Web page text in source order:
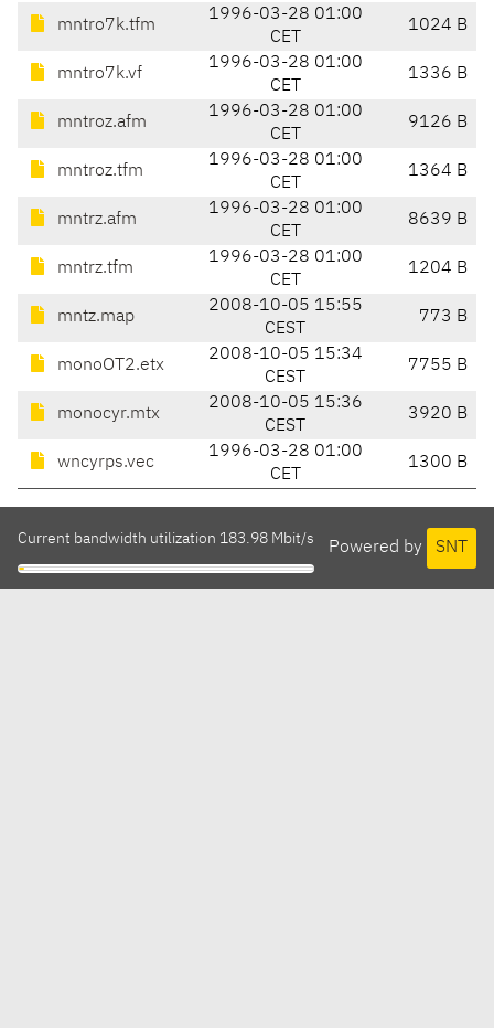
mntro7k.tfm
1996-03-28 01:00
CET
1024 B
mntro7k.vf
1996-03-28 01:00
CET
1336 B
mntroz.afm
1996-03-28 01:00
CET
9126 B
mntroz.tfm
1996-03-28 01:00
CET
1364 B
mntrz.afm
1996-03-28 01:00
CET
8639 B
mntrz.tfm
1996-03-28 01:00
CET
1204 B
mntz.map
2008-10-05 15:55
CEST
773 B
monoOT2.etx
2008-10-05 15:34
CEST
7755 B
monocyr.mtx
2008-10-05 15:36
CEST
3920 B
wncyrps.vec
1996-03-28 01:00
CET
1300 B
Powered by SNT
Current bandwidth utilization 183.98 Mbit/s